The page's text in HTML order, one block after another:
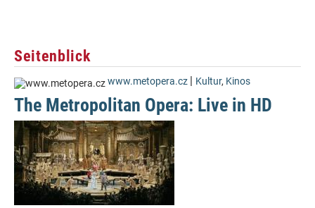
Seitenblick
www.metopera.cz | Kultur, Kinos
The Metropolitan Opera: Live in HD